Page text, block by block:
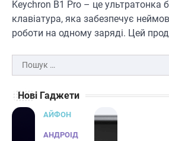
Keychron B1 Pro – це ультратонка
клавіатура, яка забезпечує
роботи на одному заряді. Цей
Пошук:
Нові Гаджети
АЙФОН
АНДРОІД
4
розроблений для
пристроїв…
ГЕЙМІНГ
Бездротовий
8BitDo Lite SE 2.4G —
бездротовий
спеціально для Xbox.